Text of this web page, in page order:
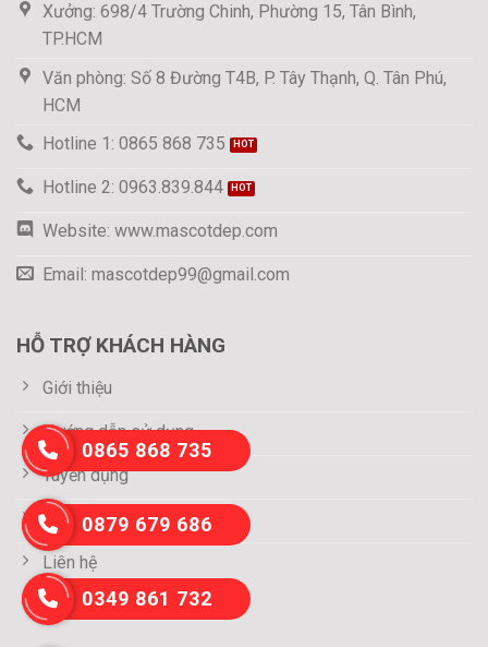
Xưởng: 698/4 Trường Chinh, Phường 15, Tân Bình,
TP.HCM
Văn phòng: Số 8 Đường T4B, P. Tây Thạnh, Q. Tân Phú,
HCM
Hotline 1: 0865 868 735
Hotline 2: 0963.839.844
Website: www.mascotdep.com
Email: mascotdep99@gmail.com
HỖ TRỢ KHÁCH HÀNG
Giới thiệu
Hướng dẫn sử dụng
Tuyển dụng
Thông tin thanh toán
Liên hệ
0865 868 735
0879 679 686
0349 861 732